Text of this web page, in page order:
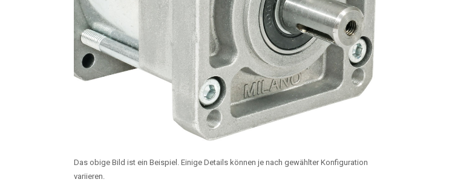
Das obige Bild ist ein Beispiel. Einige Details können je nach gewählter Konfiguration
variieren.